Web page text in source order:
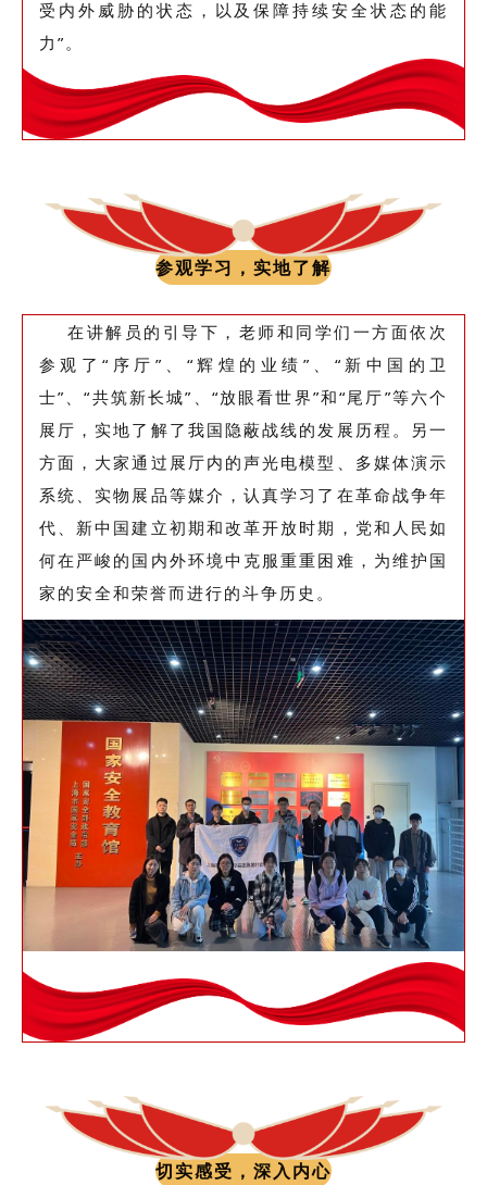
受内外威胁的状态，以及保障持续安全状态的能
力”。
参观学习，实地了解
在讲解员的引导下，老师和同学们一方面依次
参观了“序厅”、“辉煌的业绩”、“新中国的卫
士”、“共筑新长城”、“放眼看世界”和“尾厅”等六个
展厅，实地了解了我国隐蔽战线的发展历程。另一
方面，大家通过展厅内的声光电模型、多媒体演示
系统、实物展品等媒介，认真学习了在革命战争年
代、新中国建立初期和改革开放时期，党和人民如
何在严峻的国内外环境中克服重重困难，为维护国
家的安全和荣誉而进行的斗争历史。
切实感受，深入内心